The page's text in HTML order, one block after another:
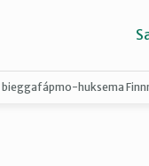
bieggafápmo-huksema